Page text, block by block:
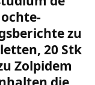
zu
20 Stk
Zolpidem